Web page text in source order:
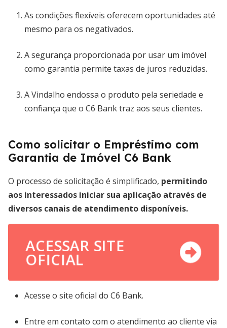
As condições flexíveis oferecem oportunidades até
mesmo para os negativados.
A segurança proporcionada por usar um imóvel
como garantia permite taxas de juros reduzidas.
A Vindalho endossa o produto pela seriedade e
confiança que o C6 Bank traz aos seus clientes.
Como solicitar o Empréstimo com
Garantia de Imóvel C6 Bank
O processo de solicitação é simplificado, permitindo
aos interessados iniciar sua aplicação através de
diversos canais de atendimento disponíveis.
ACESSAR SITE
OFICIAL
Acesse o site oficial do C6 Bank.
Entre em contato com o atendimento ao cliente via